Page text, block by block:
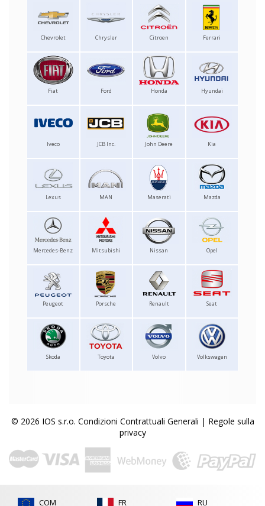
Chevrolet Chrysler Citroen Ferrari
Fiat Ford Honda Hyundai
Iveco JCB Inc. John Deere Kia
Lexus MAN Maserati Mazda
Mercedes-Benz Mitsubishi Nissan Opel
Peugeot Porsche Renault Seat
Skoda Toyota Volvo Volkswagen
© 2026 IOS s.r.o. Condizioni Contrattuali Generali | Regole sulla
privacy
COM FR RU